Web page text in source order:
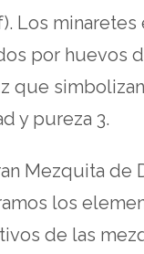
Los minaretes
por huevos
que
y pureza 3.
Mezquita de
los
de las